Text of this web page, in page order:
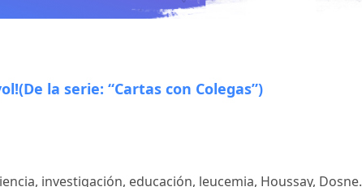
la serie: “Cartas con Colegas”)
investigación, educación, leucemia, Houssay, Dosne.